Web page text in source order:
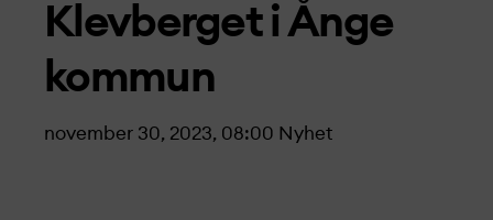
Klevberget i Ånge
kommun
november 30, 2023, 08:00 Nyhet